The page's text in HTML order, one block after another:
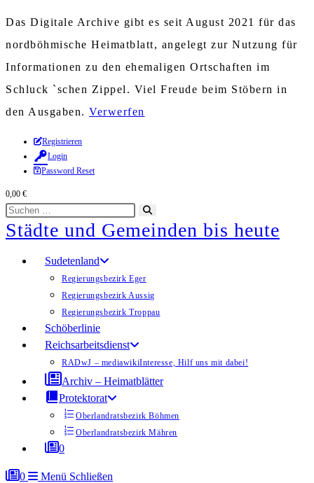
Das Digitale Archive gibt es seit August 2021 für das
nordböhmische Heimatblatt, angelegt zur Nutzung für
Informationen zu den ehemaligen Ortschaften im
Schluck `schen Zippel. Viel Freude beim Stöbern in
den Ausgaben. Verwerfen
Zum
Inhalt
springen
Registrieren
Login
Password Reset
0,00 €
Diese
Website
durchsuchen
starten
Städte und Gemeinden bis heute
Sudetenland
Regierungsbezirk Eger
Regierungsbezirk Aussig
Regierungsbezirk Troppau
Schöberlinie
Reichsarbeitsdienst
RADwJ – mediawikiInteresse, Hilf uns mit dabei!
Archiv – Heimatblätter
Protektorat
Oberlandratsbezirk Böhmen
Oberlandratsbezirk Mähren
0
0 Menü Schließen